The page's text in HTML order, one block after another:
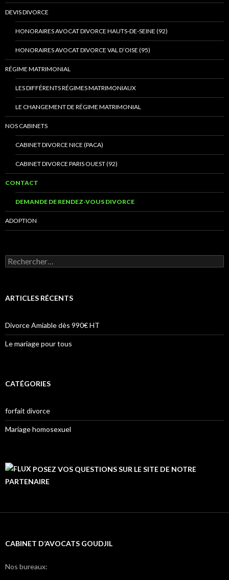
DEVIS DIVORCE
HONORAIRES AVOCAT DIVORCE HAUTS-DE-SEINE (92)
HONORAIRES AVOCAT DIVORCE VAL D’OISE (95)
RÉGIME MATRIMONIAL
LES DIFFÉRENTS RÉGIMES MATRIMONIAUX
LE CHANGEMENT DE RÉGIME MATRIMONIAL
NOS CABINETS
CABINET DIVORCE NICE (PACA)
CABINET DIVORCE PARIS OUEST (92)
CONTACT
DEMANDE DE RENDEZ-VOUS DIVORCE
ADOPTION
Rechercher :
ARTICLES RÉCENTS
Divorce Amiable dès 990€ HT
Le mariage pour tous
CATÉGORIES
forfait divorce
Mariage homosexuel
POSEZ VOS QUESTIONS SUR LE SITE DE NOTRE
PARTENAIRE
CABINET D’AVOCATS GOUDJIL
Nos bureaux: